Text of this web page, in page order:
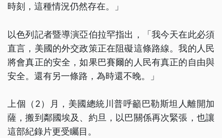
時刻，這種情況仍然存在。」
以色列記者暨導演亞伯拉罕指出，「我今天在此必須
直言，美國的外交政策正在阻礙這條路線。我的人民
將會真正的安全，如果巴賽爾的人民有真正的自由與
安全。還有另一條路，為時還不晚。」
上個（2）月，美國總統川普呼籲巴勒斯坦人離開加
薩，搬到鄰國埃及、約旦，以巴關係再次緊張，也讓
這部紀錄片更受矚目。